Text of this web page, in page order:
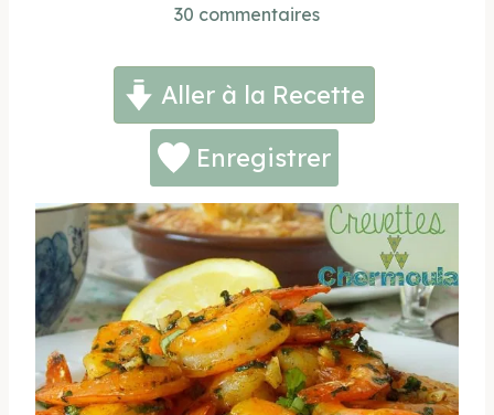
30 commentaires
Aller à la Recette
Enregistrer